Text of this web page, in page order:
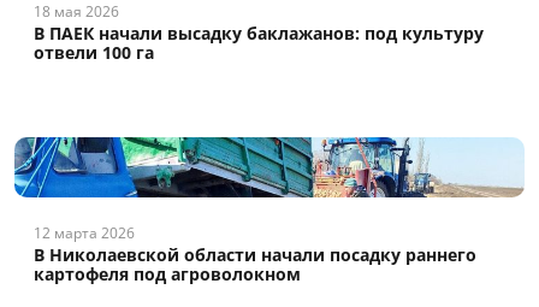
18 мая 2026
В ПАЕК начали высадку баклажанов: под культуру
отвели 100 га
12 марта 2026
В Николаевской области начали посадку раннего
картофеля под агроволокном